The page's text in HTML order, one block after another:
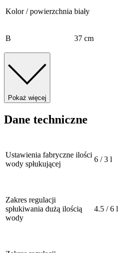
Kolor / powierzchnia biały
B 37 cm
Pokaż więcej
Dane techniczne
Ustawienia fabryczne ilości
wody spłukującej
6 / 3 l
Zakres regulacji
spłukiwania dużą ilością
wody
4.5 / 6 l